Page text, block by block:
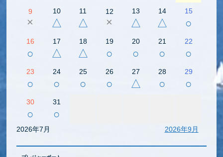
9
×
10
△
11
△
12
×
13
△
14
△
15
○
16
○
17
△
18
△
19
○
20
○
21
○
22
○
23
○
24
○
25
○
26
○
27
△
28
○
29
○
30
○
31
○
2026年7月 2026年9月